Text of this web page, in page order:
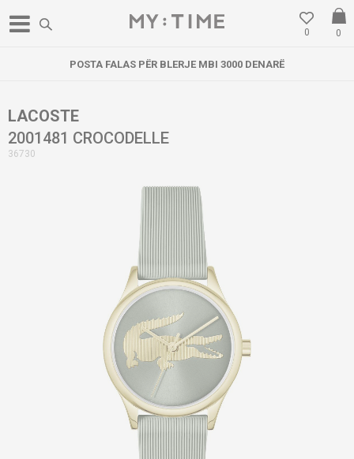
0
0
POSTA FALAS PËR BLERJE MBI 3000 DENARË
LACOSTE
2001481 CROCODELLE
36730